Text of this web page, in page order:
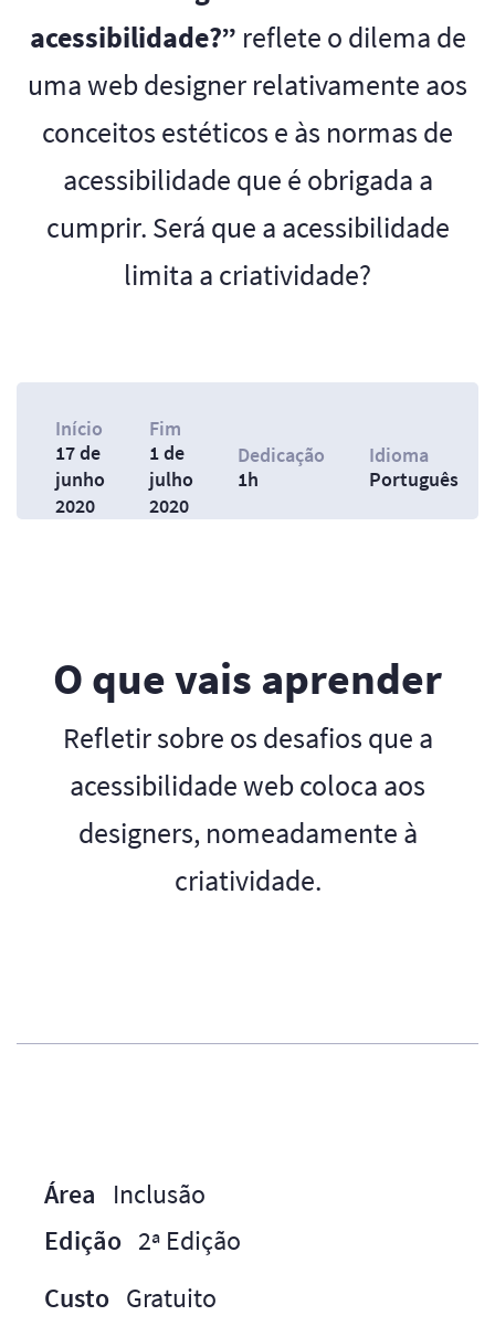
acessibilidade?” reflete o dilema de
uma web designer relativamente aos
conceitos estéticos e às normas de
acessibilidade que é obrigada a
cumprir. Será que a acessibilidade
limita a criatividade?
Início
17 de
junho
2020
Fim
1 de
julho
2020
Dedicação
1h
Idioma
Português
O que vais aprender
Refletir sobre os desafios que a
acessibilidade web coloca aos
designers, nomeadamente à
criatividade.
Área
Inclusão
Edição 2ª Edição
Custo Gratuito